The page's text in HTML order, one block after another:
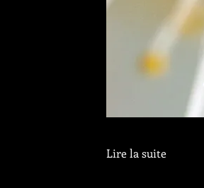
Lire la suite